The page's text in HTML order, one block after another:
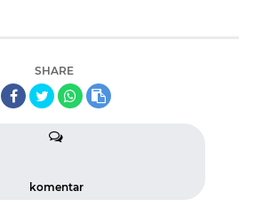
SHARE
komentar